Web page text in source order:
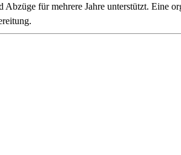
für mehrere Jahre unterstützt. Eine